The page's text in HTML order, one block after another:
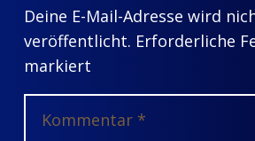
Deine E-Mail-Adresse wird
veröffentlicht. Erforderliche
markiert